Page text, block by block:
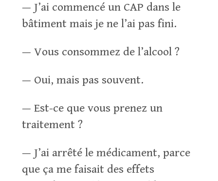
— J’ai commencé un CAP dans le
bâtiment mais je ne l’ai pas fini.
— Vous consommez de l’alcool ?
— Oui, mais pas souvent.
— Est-ce que vous prenez un
traitement ?
— J’ai arrêté le médicament, parce
que ça me faisait des effets